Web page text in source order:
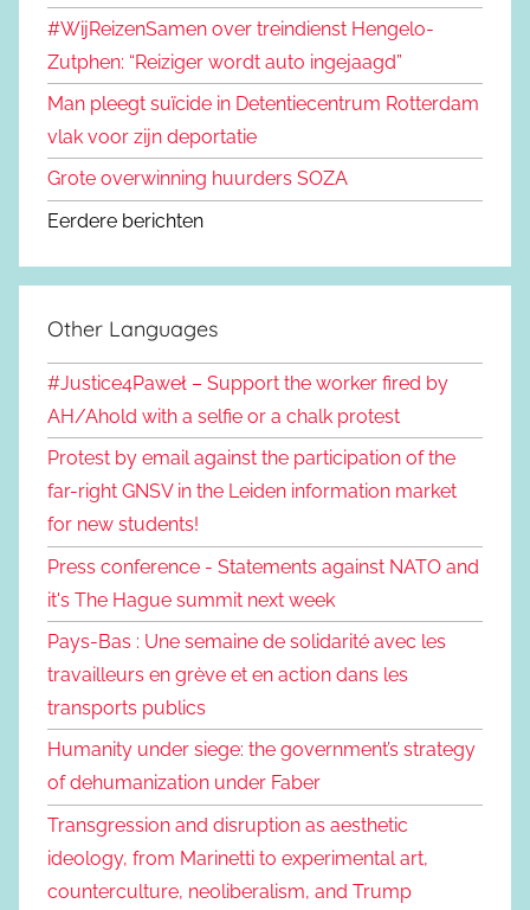
#WijReizenSamen over treindienst Hengelo-
Zutphen: “Reiziger wordt auto ingejaagd”
Man pleegt suïcide in Detentiecentrum Rotterdam
vlak voor zijn deportatie
Grote overwinning huurders SOZA
Eerdere berichten
Other Languages
#Justice4Paweł – Support the worker fired by
AH/Ahold with a selfie or a chalk protest
Protest by email against the participation of the
far-right GNSV in the Leiden information market
for new students!
Press conference - Statements against NATO and
it's The Hague summit next week
Pays-Bas : Une semaine de solidarité avec les
travailleurs en grève et en action dans les
transports publics
Humanity under siege: the government’s strategy
of dehumanization under Faber
Transgression and disruption as aesthetic
ideology, from Marinetti to experimental art,
counterculture, neoliberalism, and Trump